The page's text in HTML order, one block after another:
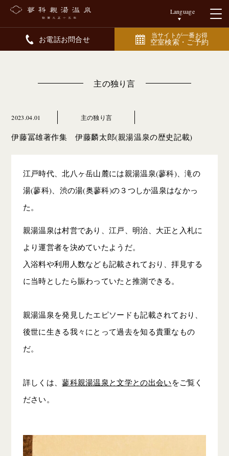
Language
お電話お問合せ 当サイトが一番お得
空室検索・ご予約
主の独り言
2023.04.01 主の独り言
伊藤冨雄著作集 伊藤麟太郎(親湯温泉の歴史記載)
江戸時代、北八ヶ岳山麓には親湯温泉(蓼科)、滝の
湯(蓼科)、渋の湯(奥蓼科)の３つしか温泉はなかっ
た。
親湯温泉は村営であり、江戸、明治、大正と入札に
より運営者を決めていたようだ。
入浴料や利用人数なども記載されており、拝見する
に当時としたら賑わっていたと推測できる。
親湯温泉を発見したエピソードも記載されており、
後世に生きる我々にとって過去を知る貴重なもの
だ。
詳しくは、蓼科親湯温泉と文学との出会い をご覧く
ださい。